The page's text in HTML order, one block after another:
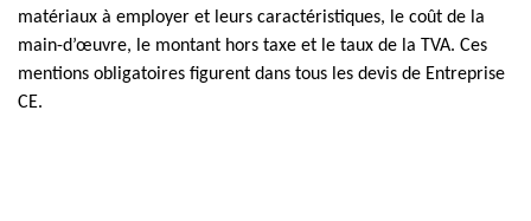
matériaux à employer et leurs caractéristiques, le coût de la
main-d’œuvre, le montant hors taxe et le taux de la TVA. Ces
mentions obligatoires figurent dans tous les devis de Entreprise
CE.